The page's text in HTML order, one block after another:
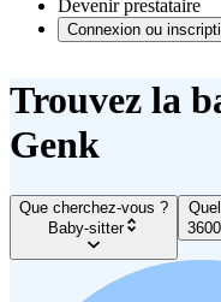
Devenir prestataire
Connexion ou
Trouvez la
Genk
Que cherchez-vous ?
Baby-sitter